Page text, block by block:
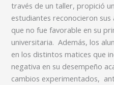
través de un taller, propició
estudiantes reconocieron sus
que no fue favorable en su
universitaria. Además, los
en los distintos matices que
negativa en su desempeño
cambios experimentados,